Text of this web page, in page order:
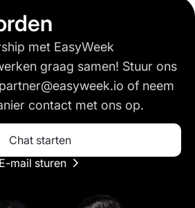
met EasyWeek
graag samen! Stuur ons
of neem
contact met ons op.
Chat starten
E-mail sturen